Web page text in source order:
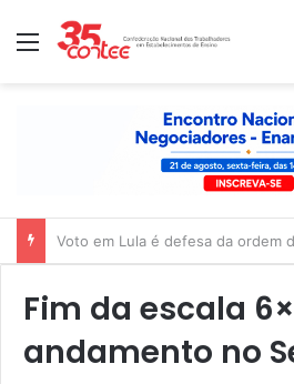
Menu
Nota de solidariedade ao povo
Fim da escala
andamento no